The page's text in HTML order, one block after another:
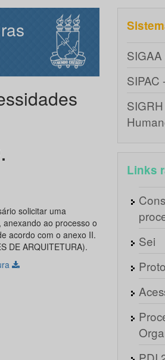
solicitar uma
ao processo o
acordo com o anexo II.
DE ARQUITETURA).
SIPAC
Links
Sei